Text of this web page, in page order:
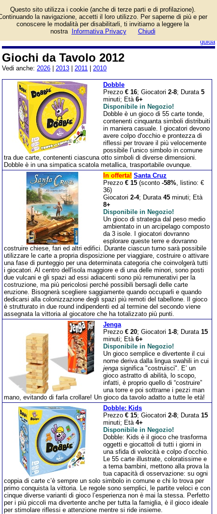
guida
Giochi di carte e di
società usciti in Italia
nell'anno 2012.
Giochi da Tavolo 2012
Vedi anche: 2026 2013 2011 2010
Dobble
Prezzo € 16; Giocatori 2-8; Durata 5
minuti; Età 6+
Disponibile in Negozio!
Dobble è un gioco di 55 carte tonde,
contenenti cinquanta simboli distribuiti
in maniera casuale. I giocatori devono
avere colpo d'occhio e prontezza di
riflessi per trovare il più velocemente
possibile l’unico simbolo in comune
tra due carte, contenenti ciascuna otto simboli di diverse dimensioni.
Dobble è in una simpatica scatola metallica, trasportabile ovunque.
In offerta! Santa Cruz
Prezzo € 15 (sconto -58%, listino: €
36)
Giocatori 2-4; Durata 45 minuti; Età
8+
Disponibile in Negozio!
Un gioco di strategia dal peso medio
ambientato in un arcipelago composto
da 3 isole. I giocatori dovranno
esplorare queste terre e dovranno
costruire chiese, fari ed altri edifici. Durante ciascun turno sarà possibile
utilizzare le carte a propria disposizione per viaggiare, costruire o attivare
una fase di punteggio per una determinata categoria che coinvolgerà tutti
i giocatori. Al centro dell'isola maggiore e di una delle minori, sono posti
due vulcani e gli spazi ad essi adiacenti sono più remunerativi per la
costruzione, ma più pericolosi perché possibili bersagli delle carte
eruzione. Bisognerà scegliere saggiamente quando occuparli e quando
dedicarsi alla colonizzazione degli spazi più remoti del tabellone. Il gioco
è strutturato in due round indipendenti ed al termine del secondo viene
assegnata la vittoria al giocatore che ha totalizzato più punti.
Jenga
Prezzo € 20; Giocatori 1-8; Durata 15
minuti; Età 6+
Disponibile in Negozio!
Un gioco semplice e divertente il cui
nome deriva dalla lingua swahili in cui
jenga significa "costruisci". E’ un
gioco astratto di abilità, lo scopo,
infatti, è proprio quello di “costruire”
una torre e poi sottrarne i pezzi man
mano, evitando di farla crollare! Un gioco da tavolo adatto a tutte le età!
Dobble: Kids
Prezzo € 15; Giocatori 2-8; Durata 15
minuti; Età 4+
Disponibile in Negozio!
Dobble: Kids è il gioco che trasforma
oggetti e giocattoli di tutti i giorni in
una sfida di velocità e colpo d’occhio.
Le 55 carte illustrate, coloratissime e
a tema bambini, mettono alla prova la
tua capacità di osservazione: su ogni
coppia di carte c’è sempre un solo simbolo in comune e chi lo trova per
primo conquista la vittoria. Le regole sono semplici, le partite veloci e con
cinque diverse varianti di gioco l’esperienza non è mai la stessa. Perfetto
per i più piccoli ma divertente anche per tutta la famiglia, è il gioco ideale
per stimolare riflessi e attenzione mentre si ride insieme.
Questo sito utilizza i cookie (anche di terze parti e di profilazione).
la navigazione, accetti il loro utilizzo. Per saperne di più e per
conoscere le modalità per disabilitarli, ti invitiamo a leggere la
nostra
Informativa Privacy Chiudi